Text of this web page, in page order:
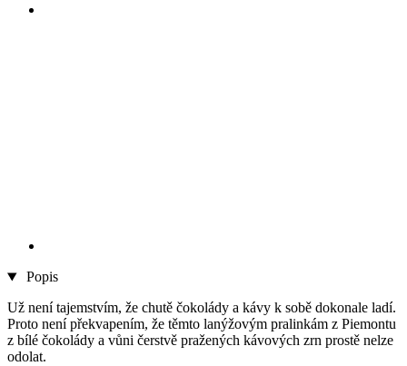
Popis
Už není tajemstvím, že chutě čokolády a kávy k sobě dokonale ladí.
Proto není překvapením, že těmto lanýžovým pralinkám z Piemontu
z bílé čokolády a vůni čerstvě pražených kávových zrn prostě nelze
odolat.